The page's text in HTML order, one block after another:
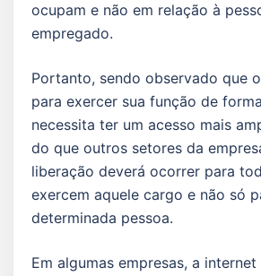
ocupam e não em relação à
empregado.
Portanto, sendo observado que
para exercer sua função de
necessita ter um acesso mais
do que outros setores da
liberação deverá ocorrer para
exercem aquele cargo e não só
determinada pessoa.
Em algumas empresas, a internet